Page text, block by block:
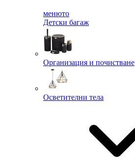
менюто
Детски багаж
Организация и почистване
Осветителни тела